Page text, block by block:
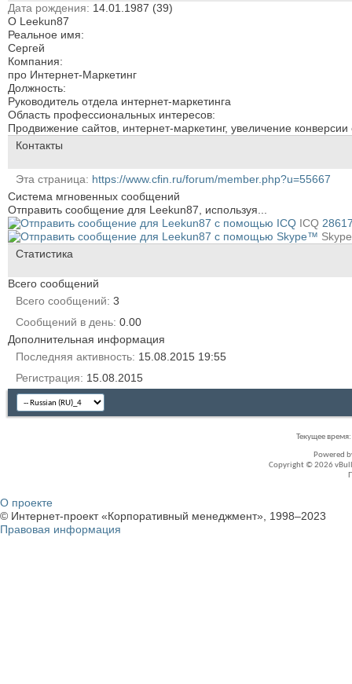
Дата рождения
14.01.1987 (39)
О Leekun87
Реальное имя:
Сергей
Компания:
про Интернет-Маркетинг
Должность:
Руководитель отдела интернет-маркетинга
Область профессиональных интересов:
Продвижение сайтов, интернет-маркетинг, увеличение
Контакты
Эта страница
https://www.cfin.ru/forum/member.php?u=55667
Система мгновенных сообщений
Отправить сообщение для Leekun87, используя...
ICQ
Статистика
Всего сообщений
Всего сообщений 3
Сообщений в день 0.00
Дополнительная информация
Последняя активность 15.08.2015 19:55
Регистрация
15.08.2015
Текущее время:
Powered
Copyright © 2026
О проекте
© Интернет-проект «Корпоративный менеджмент», 1998–2023
Правовая информация